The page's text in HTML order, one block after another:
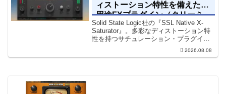
ィストーション特性を備えた多
用途FXプラグイン（クリーミ
ィ＆ウォームなサウンド）
Solid State Logic社の『SSL Native X-
Saturator』。多彩なディストーション特
性を持つサチュレーション・プラグイン
です。音楽制作者、エンジニアの間でも
評価の高い製品です。競合するサチュレ
2026.08.08